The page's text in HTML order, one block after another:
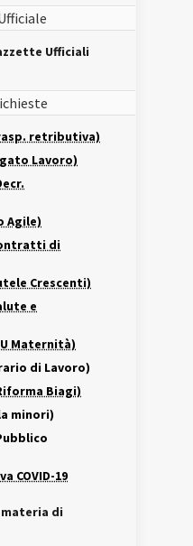
Ufficiali
retributiva)
Lavoro)
Agile)
di
Crescenti)
e
Maternità)
di Lavoro)
Biagi)
minori)
COVID-19
di